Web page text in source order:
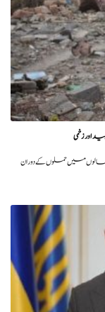
میں حملوں کے دوران